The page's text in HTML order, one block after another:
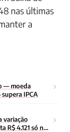
nas últimas
a
— moeda
IPCA
variação
R$ 4.121 só no